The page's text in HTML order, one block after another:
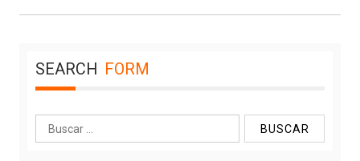
Post:
SEARCH FORM
Buscar: